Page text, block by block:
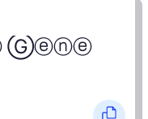
Ⓖⓔⓝⓔ